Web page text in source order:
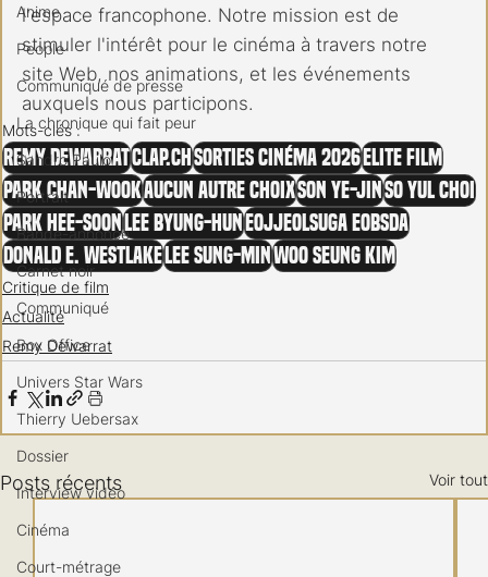
Anime
People
Communiqué de presse
La chronique qui fait peur
Sandro Paulo
Portrait
Bande-annonce
Carnet noir
Communiqué
Box Office
Univers Star Wars
Thierry Uebersax
Dossier
Interview vidéo
Cinéma
Court-métrage
l'espace francophone. Notre mission est de
stimuler l'intérêt pour le cinéma à travers notre
site Web, nos animations, et les événements
auxquels nous participons.
Mots-clés :
Remy Dewarratclap.chSorties cinéma 2026 Elite Film
Park Chan-wookAucun autre choixSon Ye-jinSo Yul Choi
Park Hee-soon Lee Byung-hun Eojjeolsuga eobsda
Donald E. Westlake Lee Sung-minWoo Seung Kim
Critique de film
Actualité
Remy Dewarrat
Posts récents Voir tout